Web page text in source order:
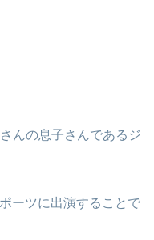
んの息子さんであるジ
ーツに出演することで